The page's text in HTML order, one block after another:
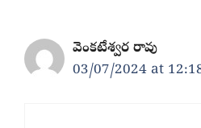
వెంకటేశ్వర రావు
03/07/2024 at